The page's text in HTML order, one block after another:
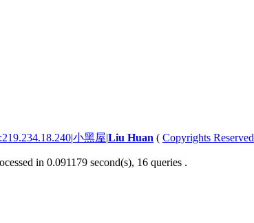
|小黑屋|Liu Huan ( Copyrights Reserved
in 0.091179 second(s), 16 queries .